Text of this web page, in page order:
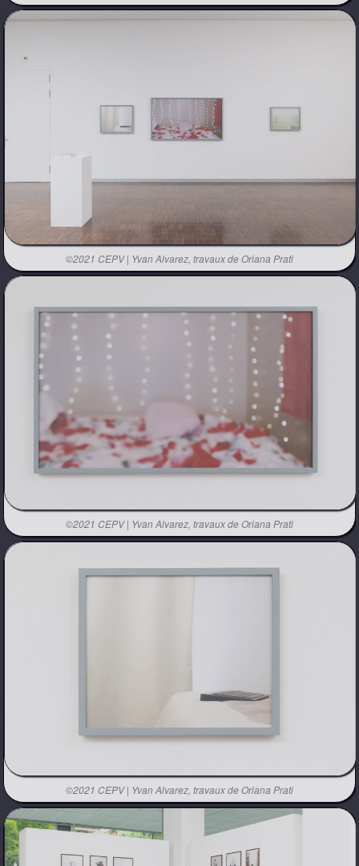
©2021 CEPV | Yvan Alvarez, travaux de Oriana Prati
©2021 CEPV | Yvan Alvarez, travaux de Oriana Prati
©2021 CEPV | Yvan Alvarez, travaux de Oriana Prati